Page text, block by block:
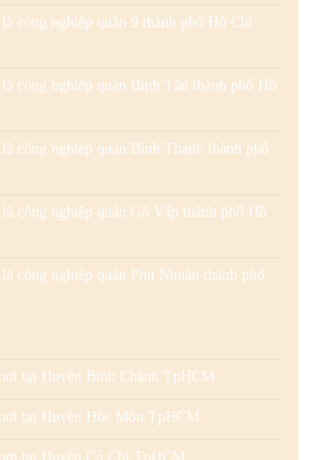
công nghiệp quận 9 thành phố Hồ Chí
công nghiệp quận Bình Tân thành phố Hồ
công nghiệp quận Bình Thạnh thành phố
công nghiệp quận Gò Vấp thành phố Hồ
công nghiệp quận Phú Nhuận thành phố
tại Huyện Bình Chánh TpHCM
tại Huyện Hóc Môn TpHCM